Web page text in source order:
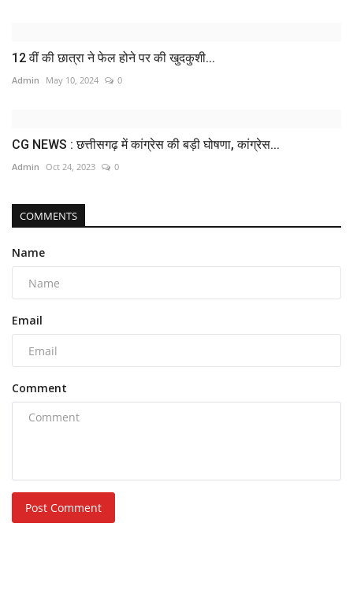
12 वीं की छात्रा ने फेल होने पर की खुदकुशी...
Admin May 10, 2024 0
CG NEWS : छत्तीसगढ़ में कांग्रेस की बड़ी घोषणा, कांग्रेस...
Admin Oct 24, 2023 0
COMMENTS
Name
Email
Comment
Post Comment